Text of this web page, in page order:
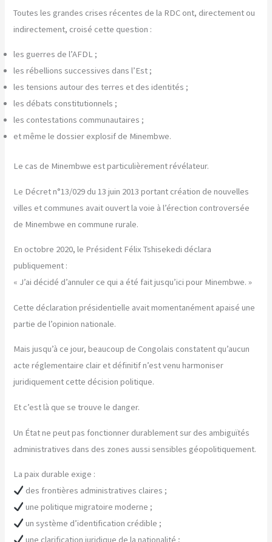
Toutes les grandes crises récentes de la RDC ont, directement ou
indirectement, croisé cette question :
les guerres de l’AFDL ;
les rébellions successives dans l’Est ;
les tensions autour des terres et des identités ;
les débats constitutionnels ;
les contestations communautaires ;
et même le dossier explosif de Minembwe.
Le cas de Minembwe est particulièrement révélateur.
Le Décret n°13/029 du 13 juin 2013 portant création de nouvelles
villes et communes avait ouvert la voie à l’érection controversée
de Minembwe en commune rurale.
En octobre 2020, le Président Félix Tshisekedi déclara
publiquement :
« J’ai décidé d’annuler ce qui a été fait jusqu’ici pour Minembwe. »
Cette déclaration présidentielle avait momentanément apaisé une
partie de l’opinion nationale.
Mais jusqu’à ce jour, beaucoup de Congolais constatent qu’aucun
acte réglementaire clair et définitif n’est venu harmoniser
juridiquement cette décision politique.
Et c’est là que se trouve le danger.
Un État ne peut pas fonctionner durablement sur des ambiguïtés
administratives dans des zones aussi sensibles géopolitiquement.
La paix durable exige :
des frontières administratives claires ;
une politique migratoire moderne ;
un système d’identification crédible ;
une clarification juridique de la nationalité ;